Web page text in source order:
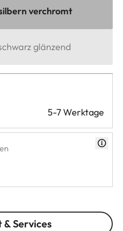
verchromt
glänzend
5-7 Werktage
Services